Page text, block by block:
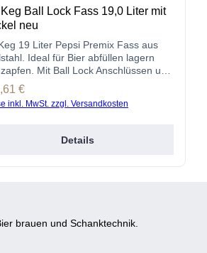
Ball Lock Fass 19,0 Liter mit
neu
19 Liter Pepsi Premix Fass aus
Ideal für Bier abfüllen lagern
Mit Ball Lock Anschlüssen und
Preis:
€
inkl. MwSt. zzgl. Versandkosten
Details
brauen und Schanktechnik.